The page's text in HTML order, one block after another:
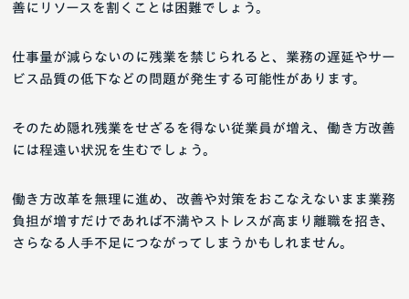
善にリソースを割くことは困難でしょう。
仕事量が減らないのに残業を禁じられると、業務の遅延やサー
ビス品質の低下などの問題が発生する可能性があります。
そのため隠れ残業をせざるを得ない従業員が増え、働き方改善
には程遠い状況を生むでしょう。
働き方改革を無理に進め、改善や対策をおこなえないまま業務
負担が増すだけであれば不満やストレスが高まり離職を招き、
さらなる人手不足につながってしまうかもしれません。